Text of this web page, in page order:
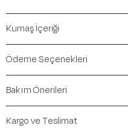
Öne Çıkan Detaylar
Marka:Maraton
Renk:Antrasit
Elastane
Kalıp / Form:Regular
Mevsim:Sonbahar-Kış
Kumaş İçeriği
Ödeme Seçenekleri
Bakım Önerileri
Kargo ve Teslimat